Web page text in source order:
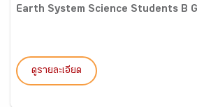
Earth System Science Students B
ดูรายละเอียด